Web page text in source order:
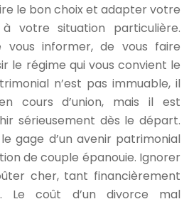
le bon choix et adapter votre
votre situation particulière.
informer, de vous faire
le régime qui vous convient le
n’est pas immuable, il
cours d’union, mais il est
sérieusement dès le départ.
gage d’un avenir patrimonial
de couple épanouie. Ignorer
cher, tant financièrement
Le coût d’un divorce mal